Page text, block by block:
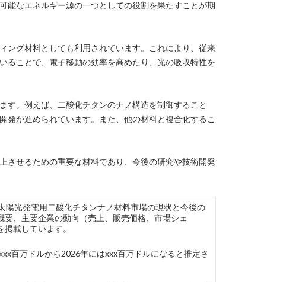
能なエネルギー源の一つとしての役割を果たすことが期
ング材料としても利用されています。これにより、従来
ることで、電子移動の効率を高めたり、光の吸収特性を
す。例えば、二酸化チタンのナノ構造を制御すること
が進められています。また、他の材料と複合化するこ
させるための重要な材料であり、今後の研究や技術開発
光発電用二酸化チタンナノ材料市場の現状と今後の
、主要企業の動向（売上、販売価格、市場シェ
載しています。
百万ドルから2026年にはxxx百万ドルになると推定さ